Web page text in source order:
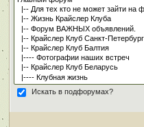
Искать в подфорумах?